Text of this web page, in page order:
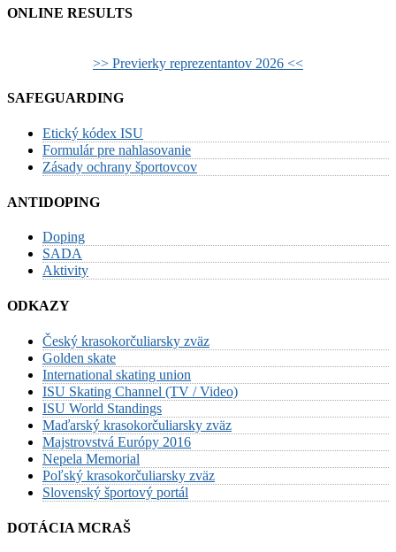
pagination
ONLINE RESULTS
>> Previerky reprezentantov 2026 <<
SAFEGUARDING
Etický kódex ISU
Formulár pre nahlasovanie
Zásady ochrany športovcov
ANTIDOPING
Doping
SADA
Aktivity
ODKAZY
Český krasokorčuliarsky zväz
Golden skate
International skating union
ISU Skating Channel (TV / Video)
ISU World Standings
Maďarský krasokorčuliarsky zväz
Majstrovstvá Európy 2016
Nepela Memorial
Poľský krasokorčuliarsky zväz
Slovenský športový portál
DOTÁCIA MCRAŠ